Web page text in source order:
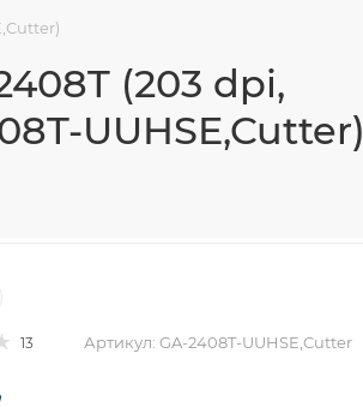
(203 dpi,
UUHSE,Cutter)
13 Артикул: GA-2408T-UUHSE,Cutter